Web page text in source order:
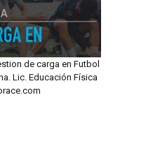
de carga en Futbol
Lic. Educación Física